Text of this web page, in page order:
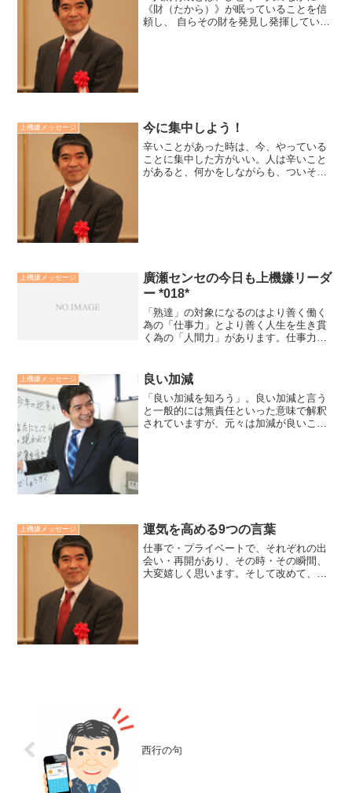
《財（たから）》が眠っていることを信
頼し、 自らその財を発見し発揮していけ
上機嫌メッセージ 今に集中しよう！
辛いことがあった時は、今、やっている
ことに集中した方がいい。人は辛いこと
があると、何かをしながらも、ついその
上機嫌メッセージ
廣瀬センセの今日も上機嫌リーダ
ー *018*
「熟達」の対象になるのはより善く働く
為の「仕事力」とより善く人生を生き貫
く為の「人間力」があります。仕事力に
能力）」と「コンセプチュアルスキル
（概念化能力）」があるとロバー...
上機嫌メッセージ 良い加減
「良い加減を知ろう」。良い加減と言う
と一般的には無責任といった意味で解釈
されていますが、元々は加減が良いこ
上機嫌メッセージ 運気を高める9つの言葉
仕事で・プライベートで、それぞれの出
会い・再開があり、その時・その瞬間、
大変嬉しく思います。そして改めて、運
西行の句